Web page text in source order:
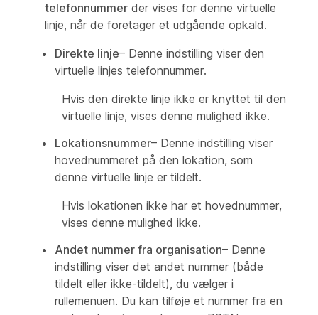
telefonnummer der vises for denne virtuelle
linje, når de foretager et udgående opkald.
Direkte linje– Denne indstilling viser den
virtuelle linjes telefonnummer.
Hvis den direkte linje ikke er knyttet til den
virtuelle linje, vises denne mulighed ikke.
Lokationsnummer– Denne indstilling viser
hovednummeret på den lokation, som
denne virtuelle linje er tildelt.
Hvis lokationen ikke har et hovednummer,
vises denne mulighed ikke.
Andet nummer fra organisation– Denne
indstilling viser det andet nummer (både
tildelt eller ikke-tildelt), du vælger i
rullemenuen. Du kan tilføje et nummer fra en